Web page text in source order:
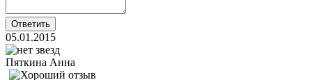
05.01.2015
Пяткина Анна